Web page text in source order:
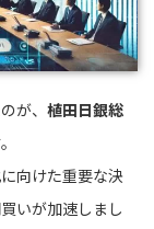
が、 植田日銀総
向けた重要な決
いが加速しまし